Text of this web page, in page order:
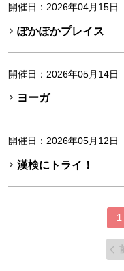
開催日：2026年04月15日
ぽかぽかプレイス
開催日：2026年05月14日
ヨーガ
開催日：2026年05月12日
漢検にトライ！
1